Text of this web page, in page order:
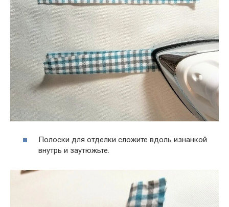
Полоски для отделки сложите вдоль изнанкой
внутрь и заутюжьте.